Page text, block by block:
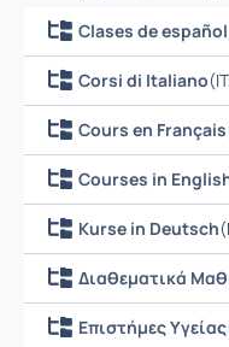
Clases de español
Corsi di Italiano
Cours en Français
Courses in
Kurse in Deutsch
Διαθεματικά
Επιστήμες Υγείας